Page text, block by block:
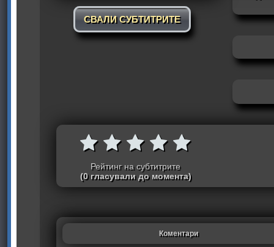
СВАЛИ СУБТИТРИТЕ
Рейтинг на субтитрите
(0 гласували до момента)
Коментари